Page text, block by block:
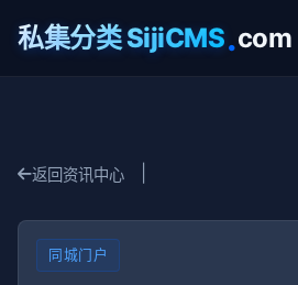
私集分类 SijiCMS.com
返回资讯中心
同城门户